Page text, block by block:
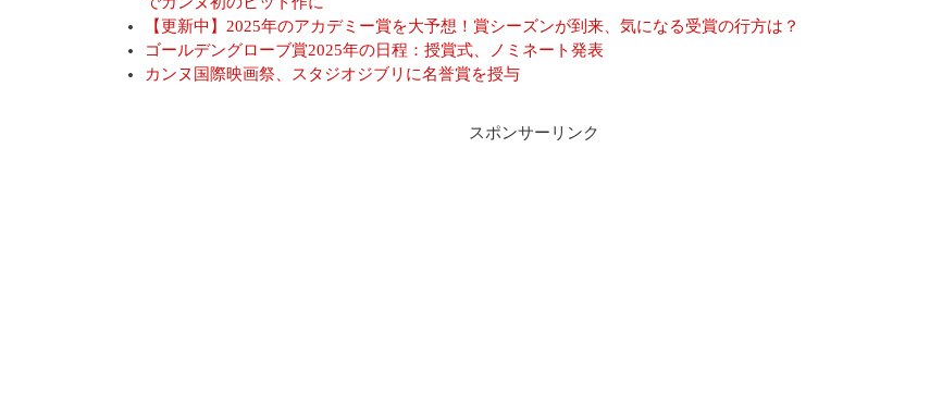
【更新中】2025年のアカデミー賞を大予想！賞シーズンが到来、気になる受賞の行方は？
ゴールデングローブ賞2025年の日程：授賞式、ノミネート発表
カンヌ国際映画祭、スタジオジブリに名誉賞を授与
スポンサーリンク